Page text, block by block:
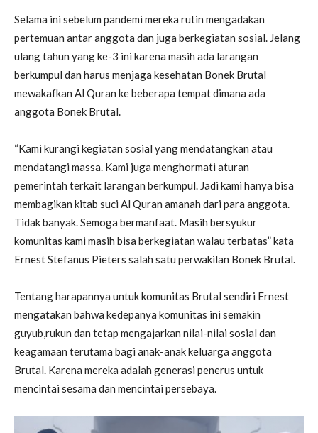
Selama ini sebelum pandemi mereka rutin mengadakan
pertemuan antar anggota dan juga berkegiatan sosial. Jelang
ulang tahun yang ke-3 ini karena masih ada larangan
berkumpul dan harus menjaga kesehatan Bonek Brutal
mewakafkan Al Quran ke beberapa tempat dimana ada
anggota Bonek Brutal.
“Kami kurangi kegiatan sosial yang mendatangkan atau
mendatangi massa. Kami juga menghormati aturan
pemerintah terkait larangan berkumpul. Jadi kami hanya bisa
membagikan kitab suci Al Quran amanah dari para anggota.
Tidak banyak. Semoga bermanfaat. Masih bersyukur
komunitas kami masih bisa berkegiatan walau terbatas” kata
Ernest Stefanus Pieters salah satu perwakilan Bonek Brutal.
Tentang harapannya untuk komunitas Brutal sendiri Ernest
mengatakan bahwa kedepanya komunitas ini semakin
guyub,rukun dan tetap mengajarkan nilai-nilai sosial dan
keagamaan terutama bagi anak-anak keluarga anggota
Brutal. Karena mereka adalah generasi penerus untuk
mencintai sesama dan mencintai persebaya.